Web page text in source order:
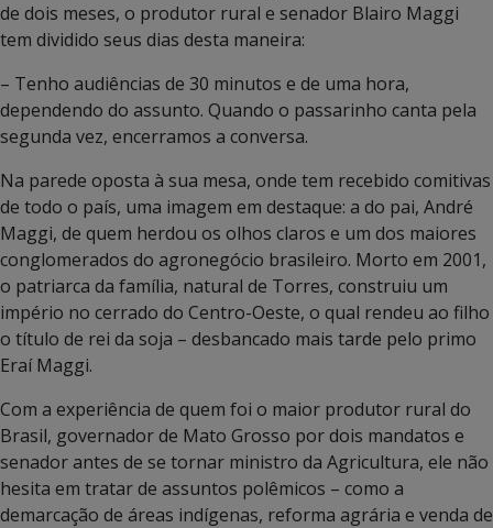
de dois meses, o produtor rural e senador Blairo Maggi
tem dividido seus dias desta maneira:
– Tenho audiências de 30 minutos e de uma hora,
dependendo do assunto. Quando o passarinho canta pela
segunda vez, encerramos a conversa.
Na parede oposta à sua mesa, onde tem recebido comitivas
de todo o país, uma imagem em destaque: a do pai, André
Maggi, de quem herdou os olhos claros e um dos maiores
conglomerados do agronegócio brasileiro. Morto em 2001,
o patriarca da família, natural de Torres, construiu um
império no cerrado do Centro-Oeste, o qual rendeu ao filho
o título de rei da soja – desbancado mais tarde pelo primo
Eraí Maggi.
Com a experiência de quem foi o maior produtor rural do
Brasil, governador de Mato Grosso por dois mandatos e
senador antes de se tornar ministro da Agricultura, ele não
hesita em tratar de assuntos polêmicos – como a
demarcação de áreas indígenas, reforma agrária e venda de